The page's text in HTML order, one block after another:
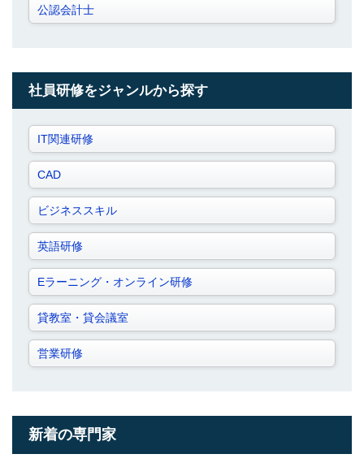
公認会計士
社員研修をジャンルから探す
IT関連研修
CAD
ビジネススキル
英語研修
Eラーニング・オンライン研修
貸教室・貸会議室
営業研修
新着の専門家